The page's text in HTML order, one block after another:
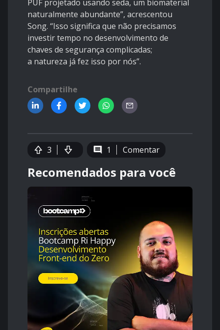
PUF projetado usando seda, um biomaterial
naturalmente abundante”, acrescentou
Song. “Isso significa que não precisamos
investir tempo no desenvolvimento de
chaves de segurança complicadas;
a natureza já fez isso por nós”.
Compartilhe
3 1 Comentar
Recomendados para você